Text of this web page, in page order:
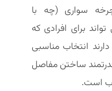
سواری (چه با
برای افرادی که
انتخاب مناسبی
ساختن مفاصل
است.